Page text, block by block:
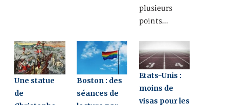
plusieurs
points…
Une statue
de
Boston : des
séances de
Etats-Unis :
moins de
visas pour les